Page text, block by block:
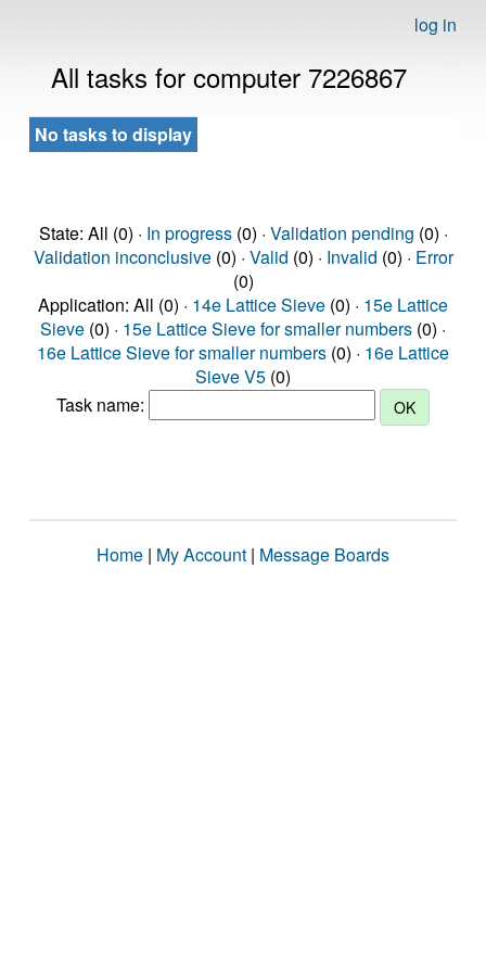
log in
All tasks for computer 7226867
No tasks to display
State: All (0) · In progress(0) · Validation pending (0) ·
Validation inconclusive(0) · Valid (0) · Invalid (0) · Error
(0)
Application: All (0) · 14e Lattice Sieve (0) · 15e Lattice
Sieve (0) · 15e Lattice Sieve for smaller numbers (0) ·
16e Lattice Sieve for smaller numbers (0) · 16e Lattice
Sieve V5 (0)
Task name:
Home | My Account | Message Boards